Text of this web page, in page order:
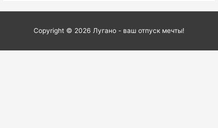
Copyright © 2026 Лугано - ваш отпуск мечты!